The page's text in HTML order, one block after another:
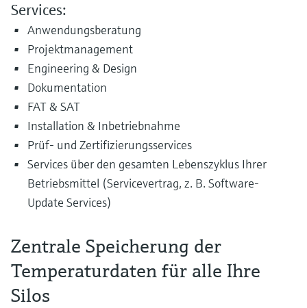
Services:
Anwendungsberatung
Projektmanagement
Engineering & Design
Dokumentation
FAT & SAT
Installation & Inbetriebnahme
Prüf- und Zertifizierungsservices
Services über den gesamten Lebenszyklus Ihrer
Betriebsmittel (Servicevertrag, z. B. Software-
Update Services)
Zentrale Speicherung der
Temperaturdaten für alle Ihre
Silos